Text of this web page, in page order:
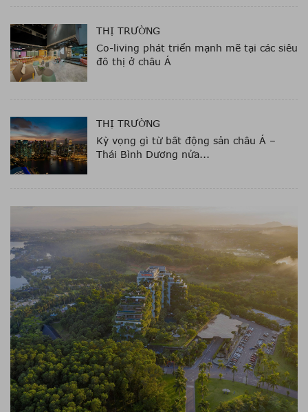
THỊ TRƯỜNG
Co-living phát triển mạnh mẽ tại các siêu
đô thị ở châu Á
THỊ TRƯỜNG
Kỳ vọng gì từ bất động sản châu Á –
Thái Bình Dương nửa...